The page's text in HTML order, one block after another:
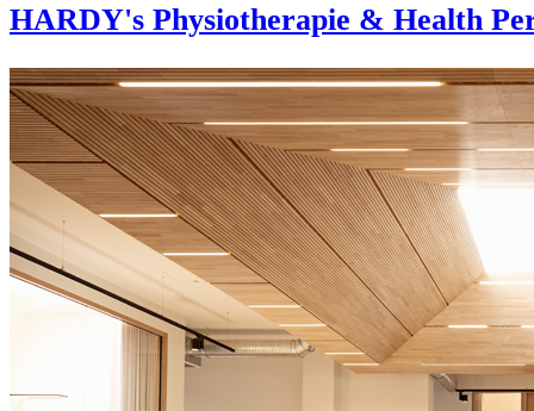
HARDY's Physiotherapie & Health